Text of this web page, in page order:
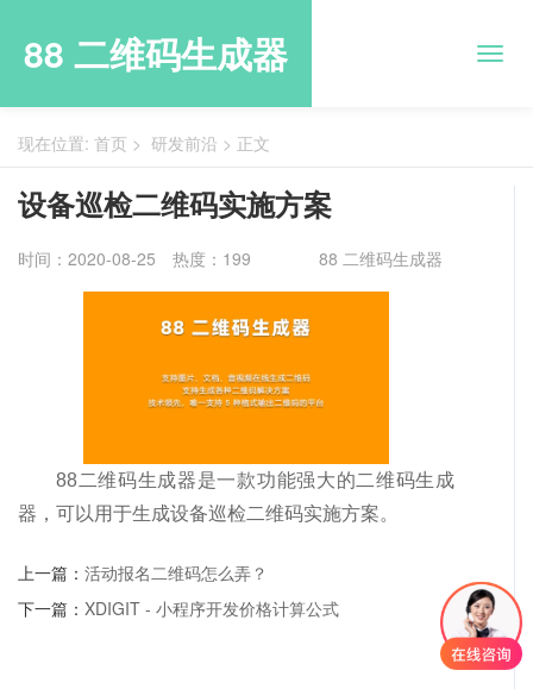
88 二维码生成器
现在位置: 首页 > 研发前沿 > 正文
设备巡检二维码实施方案
时间：2020-08-25 88 二维码生成器
热度：199
88二维码生成器是一款功能强大的二维码生成
器，可以用于生成设备巡检二维码实施方案。
上一篇： 活动报名二维码怎么弄？
下一篇： XDIGIT - 小程序开发价格计算公式